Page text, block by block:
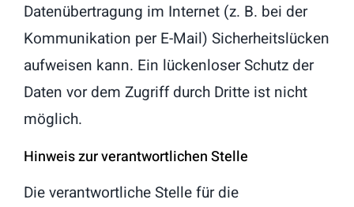
Datenübertragung im Internet (z. B. bei der
Kommunikation per E-Mail) Sicherheitslücken
aufweisen kann. Ein lückenloser Schutz der
Daten vor dem Zugriff durch Dritte ist nicht
möglich.
Hinweis zur verantwortlichen Stelle
Die verantwortliche Stelle für die